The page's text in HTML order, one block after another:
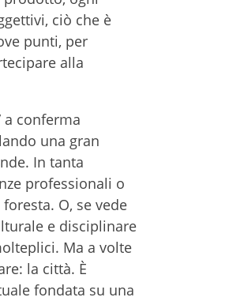
ciò che è
punti, per
alla
conferma
una gran
In tanta
professionali o
O, se vede
e disciplinare
Ma a volte
la città. È
fondata su una